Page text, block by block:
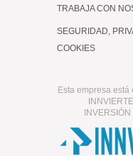
TRABAJA CON
SEGURIDAD,
COOKIES
Esta empresa
INVERSIÓN